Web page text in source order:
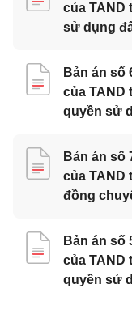
của TAND
sử dụng
Bản án số
của TAND
quyền sử
Bản án số
của TAND
đồng
Bản án số
của TAND
quyền sử